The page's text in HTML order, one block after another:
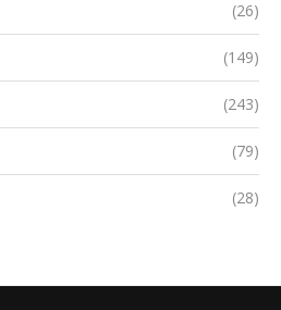
(26)
(149)
(243)
(79)
(28)